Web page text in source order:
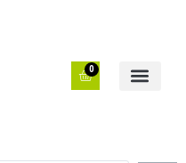
0